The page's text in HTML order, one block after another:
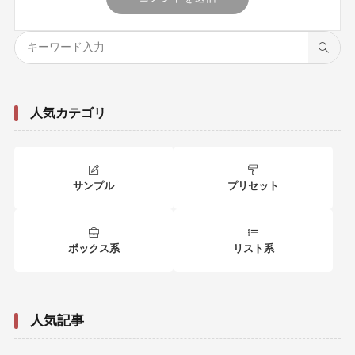
人気カテゴリ
サンプル プリセット
ボックス系 リスト系
人気記事